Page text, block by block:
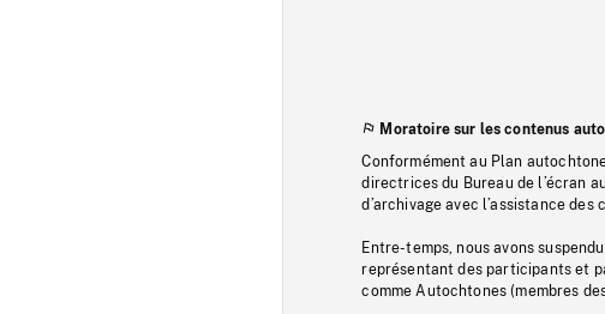
Moratoire sur les contenus
Conformément au Plan
directrices du Bureau de l’écran
d’archivage avec l’assistance
Entre-temps, nous avons
représentant des participants et
comme Autochtones (membres